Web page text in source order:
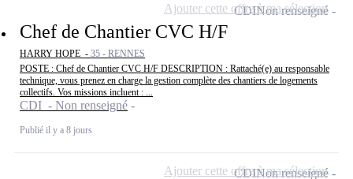
Chef de Chantier CVC H/F
HARRY HOPE - 35 - RENNES
POSTE : Chef de Chantier CVC H/F DESCRIPTION : Rattaché(e) au responsable
technique, vous prenez en charge la gestion complète des chantiers de logements
collectifs. Vos missions incluent : ...
CDI - Non renseigné
Publié il y a 8 jours
CDINon renseigné
Ajouter cette offre à ma sélection
CDINon renseigné
Ajouter cette offre à ma sélection